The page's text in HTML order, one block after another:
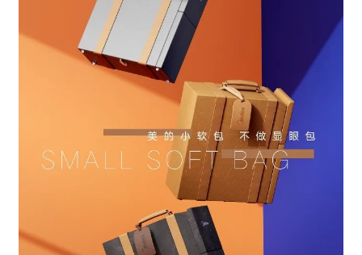
通过科技与时尚跨界，让消费者追求时尚潮流设
计的同时，更打破了大众对传统家电外观普通/体
积较大的认知，以及对创新科技产品产生了浓厚
兴趣，调动时尚力量，为家电科技赋能！